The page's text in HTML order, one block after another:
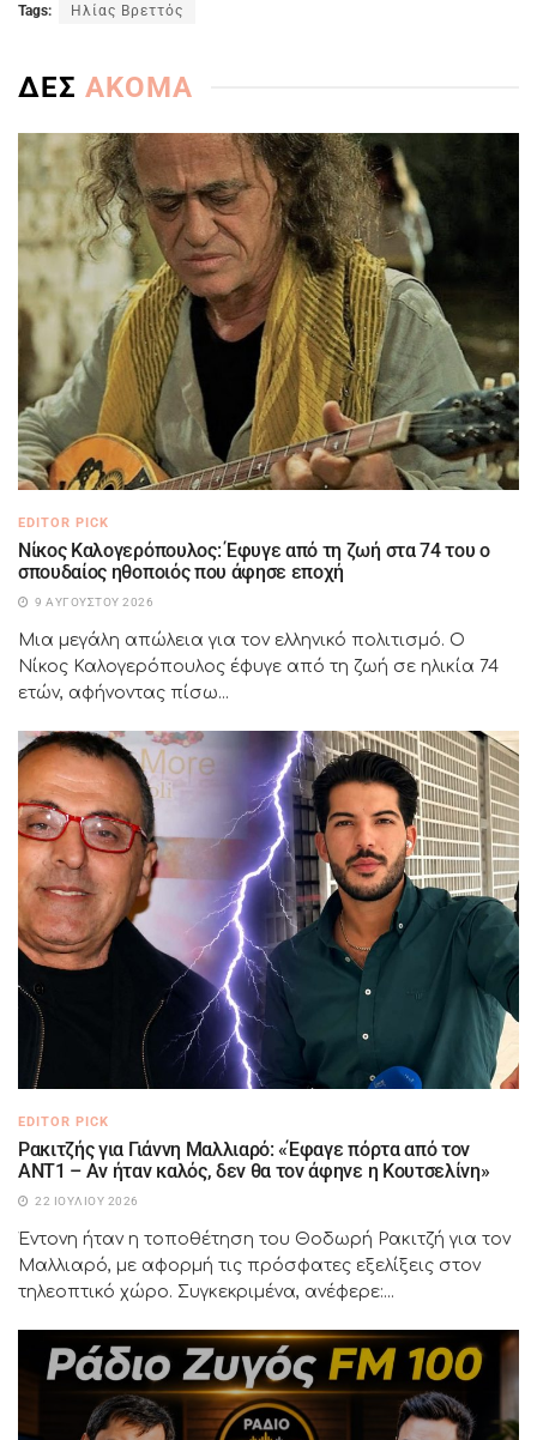
Tags: Ηλίας Βρεττός
ΔΕΣ ΑΚΟΜΑ
EDITOR PICK
Νίκος Καλογερόπουλος: Έφυγε από τη ζωή στα 74 του ο
σπουδαίος ηθοποιός που άφησε εποχή
9 ΑΥΓΟΎΣΤΟΥ 2026
Μια μεγάλη απώλεια για τον ελληνικό πολιτισμό. Ο
Νίκος Καλογερόπουλος έφυγε από τη ζωή σε ηλικία 74
ετών, αφήνοντας πίσω...
EDITOR PICK
Ρακιτζής για Γιάννη Μαλλιαρό: «Έφαγε πόρτα από τον
ΑΝΤ1 – Αν ήταν καλός, δεν θα τον άφηνε η Κουτσελίνη»
22 ΙΟΥΛΊΟΥ 2026
Έντονη ήταν η τοποθέτηση του Θοδωρή Ρακιτζή για τον
Μαλλιαρό, με αφορμή τις πρόσφατες εξελίξεις στον
τηλεοπτικό χώρο. Συγκεκριμένα, ανέφερε:...